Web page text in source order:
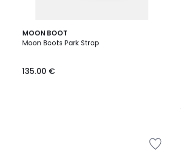
MOON BOOT
Moon Boots Park Strap
135.00 €